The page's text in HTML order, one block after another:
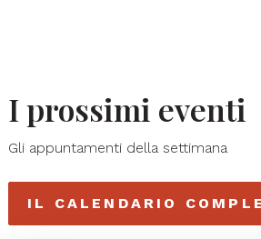
I prossimi eventi
Gli appuntamenti della settimana
IL CALENDARIO